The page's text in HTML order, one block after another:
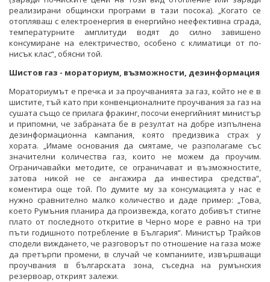
реализирани общински програми в тази посока). „Когато се
отопляваш с електроенергия в енергийно неефективна сграда,
температурните амплитуди водят до силно завишено
консумиране на електричество, особено с климатици от по-
нисък клас“, обясни той.
Шистов газ - мораториум, възможности, дезинформация
Мораториумът е пречка и за проучванията за газ, който не е в
шистите, тъй като при конвенционалните проучвания за газ на
сушата също се прилага фракинг, посочи енергийният министър
и припомни, че забраната бе в резултат на добре изпълнена
дезинформационна кампания, която предизвика страх у
хората. „Имаме основания да смятаме, че разполагаме със
значителни количества газ, които не можем да проучим.
Ограничавайки методите, се ограничават и възможностите,
затова никой не се ангажира да инвестира средства“,
коментира още той. По думите му за консумацията у нас е
нужно сравнително малко количество и даде пример: „Това,
което Румъния планира да произвежда, когато добивът стигне
плато от последното откритие в Черно море е равно на три
пъти годишното потребление в България“. Министър Трайков
сподели виждането, че разговорът по отношение на газа може
да претърпи промени, в случай че компаниите, извършващи
проучвания в българската зона, съседна на румънския
резервоар, открият залежи.